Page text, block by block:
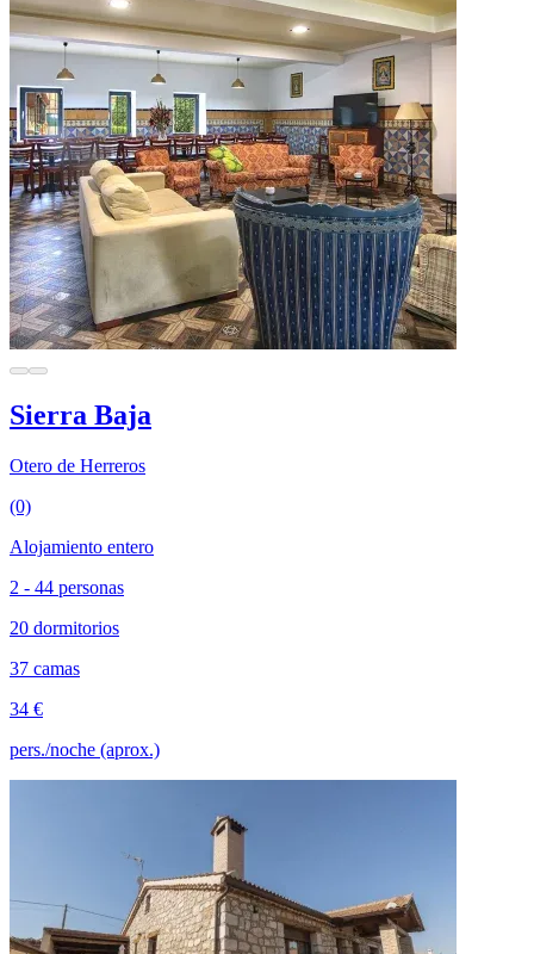
Sierra Baja
Otero de Herreros
(0)
Alojamiento entero
2 - 44 personas
20 dormitorios
37 camas
34 €
pers./noche (aprox.)